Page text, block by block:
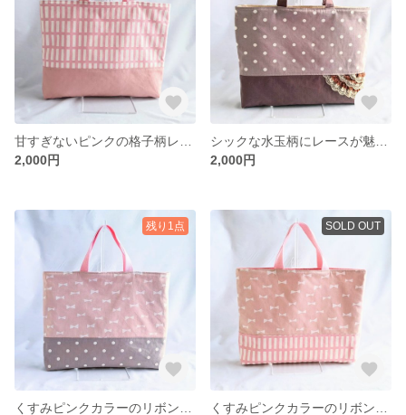
2,000円
2,000円
残り1点 SOLD OUT